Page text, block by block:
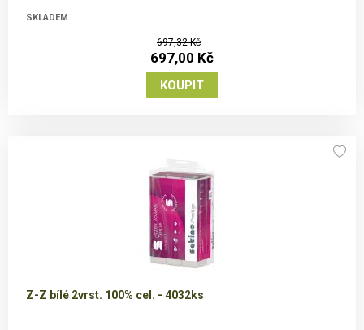
SKLADEM
697,32 Kč
697,00 Kč
Z-Z bílé 2vrst. 100% cel. - 4032ks